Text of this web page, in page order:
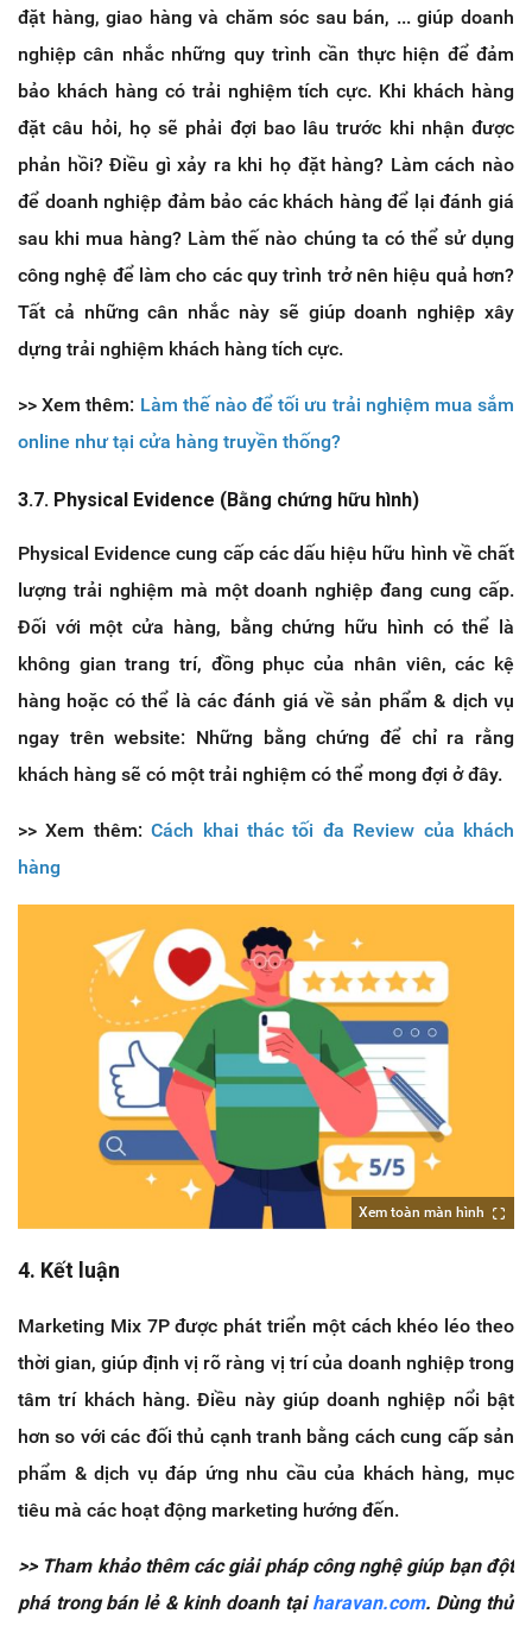
đặt hàng, giao hàng và chăm sóc sau bán, ... giúp doanh
nghiệp cân nhắc những quy trình cần thực hiện để đảm
bảo khách hàng có trải nghiệm tích cực. Khi khách hàng
đặt câu hỏi, họ sẽ phải đợi bao lâu trước khi nhận được
phản hồi? Điều gì xảy ra khi họ đặt hàng? Làm cách nào
để doanh nghiệp đảm bảo các khách hàng để lại đánh giá
sau khi mua hàng? Làm thế nào chúng ta có thể sử dụng
công nghệ để làm cho các quy trình trở nên hiệu quả hơn?
Tất cả những cân nhắc này sẽ giúp doanh nghiệp xây
dựng trải nghiệm khách hàng tích cực.
>> Xem thêm: Làm thế nào để tối ưu trải nghiệm mua sắm
online như tại cửa hàng truyền thống?
3.7. Physical Evidence (Bằng chứng hữu hình)
Physical Evidence cung cấp các dấu hiệu hữu hình về chất
lượng trải nghiệm mà một doanh nghiệp đang cung cấp.
Đối với một cửa hàng, bằng chứng hữu hình có thể là
không gian trang trí, đồng phục của nhân viên, các kệ
hàng hoặc có thể là các đánh giá về sản phẩm & dịch vụ
ngay trên website: Những bằng chứng để chỉ ra rằng
khách hàng sẽ có một trải nghiệm có thể mong đợi ở đây.
>> Xem thêm:Cách khai thác tối đa Review của khách
hàng
Xem toàn màn hình
4. Kết luận
Marketing Mix 7P được phát triển một cách khéo léo theo
thời gian, giúp định vị rõ ràng vị trí của doanh nghiệp trong
tâm trí khách hàng. Điều này giúp doanh nghiệp nổi bật
hơn so với các đối thủ cạnh tranh bằng cách cung cấp sản
phẩm & dịch vụ đáp ứng nhu cầu của khách hàng, mục
tiêu mà các hoạt động marketing hướng đến.
>> Tham khảo thêm các giải pháp công nghệ giúp bạn đột
phá trong bán lẻ & kinh doanh tại haravan.com. Dùng thử